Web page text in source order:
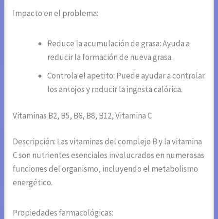
Impacto en el problema:
Reduce la acumulación de grasa: Ayuda a
reducir la formación de nueva grasa.
Controla el apetito: Puede ayudar a controlar
los antojos y reducir la ingesta calórica.
Vitaminas B2, B5, B6, B8, B12, Vitamina C
Descripción: Las vitaminas del complejo B y la vitamina
C son nutrientes esenciales involucrados en numerosas
funciones del organismo, incluyendo el metabolismo
energético.
Propiedades farmacológicas: